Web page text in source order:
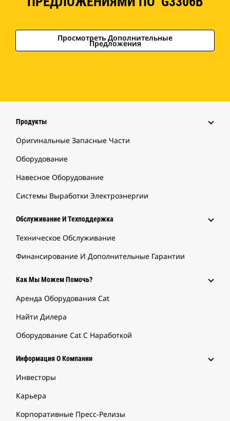
Просмотреть Дополнительные
Предложения
Продукты
Оригинальные Запасные Части
Оборудование
Навесное Оборудование
Системы Выработки Электроэнергии
Обслуживание И Техподдержка
Техническое Обслуживание
Финансирование И Дополнительные Гарантии
Как Мы Можем Помочь?
Аренда Оборудования Cat
Найти Дилера
Оборудование Cat С Наработкой
Информация О Компании
Инвесторы
Карьера
Корпоративные Пресс-Релизы